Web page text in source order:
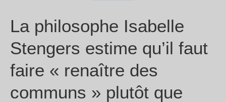
La philosophe Isabelle
Stengers estime qu’il faut
faire « renaître des
communs » plutôt que